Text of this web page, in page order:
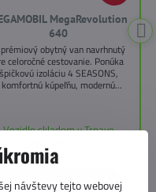
MegaRevolution
640
obytný van navrhnutý
celoročné cestovanie. Ponúka
špičkovú izoláciu 4 SEASONS,
komfortnú kúpeľňu, modernú
CITY, TECHNO, SICHERHEIT a
WINTER získate maximálnu
bezpečnosť, pohodlie a
inovácie. Ideálna
pre tých, ktorí hľadajú luxus,
Vozidlo skladom v Trnave
94 999 €
77 234,96 €
Zobraziť
návštevy tejto webovej